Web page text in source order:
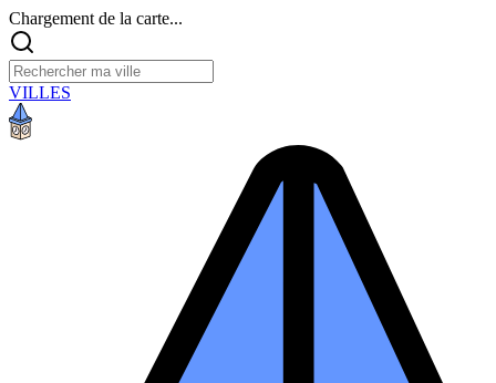
Chargement de la carte...
VILLES